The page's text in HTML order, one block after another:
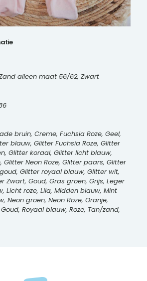
alleen maat 56/62, Zwart
bruin, Creme, Fuchsia Roze, Geel,
blauw, Glitter Fuchsia Roze, Glitter
Glitter koraal, Glitter licht blauw,
Neon Roze, Glitter paars, Glitter
Glitter royaal blauw, Glitter wit,
Zwart, Goud, Gras groen, Grijs, Leger
Licht roze, Lila, Midden blauw, Mint
Neon groen, Neon Roze, Oranje,
Royaal blauw, Roze, Tan/zand,